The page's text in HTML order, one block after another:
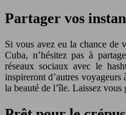
Partager vos
Si vous avez eu la chance de
Cuba, n’hésitez pas à
réseaux sociaux avec le
inspireront d’autres
la beauté de l’île. Laissez